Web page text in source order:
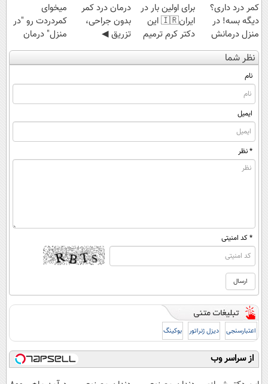
کمر درد داری؟
دیگه بسه! در
منزل درمانش
کن
(◀پرسش‌نامه)
برای اولین بار در
ایران🇮🇷 این
دکتر کرم ترمیم
کننده 23 روزه
ساخت!
درمان درد کمر
بدون جراحی،
تزریق ◀
پرسش‌نامه رو پر
کن ▶
میخوای
کمردردت رو "در
منزل" درمان
کنی؟ (◂فیلم +
◂پرسش‌نامه)
نظر شما
نام
ایمیل
* نظر
* کد امنیتی
اعتبارسنجی دیزل ژنراتور بوکینگ
از سراسر وب